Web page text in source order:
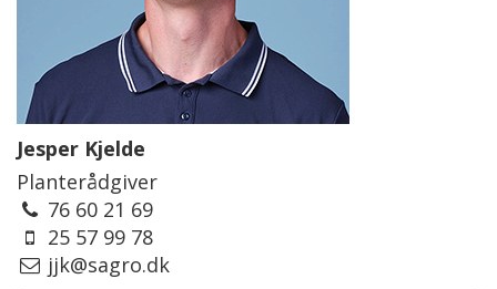
Jesper Kjelde
Planterådgiver
76 60 21 69
25 57 99 78
jjk@sagro.dk